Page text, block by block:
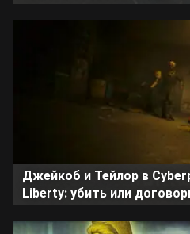
Джейкоб и Тейлор в
Liberty: убить или